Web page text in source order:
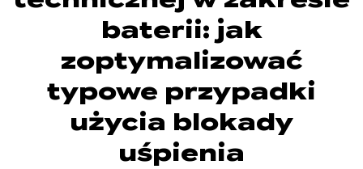
baterii: jak
zoptymalizować
typowe przypadki
użycia blokady
uśpienia